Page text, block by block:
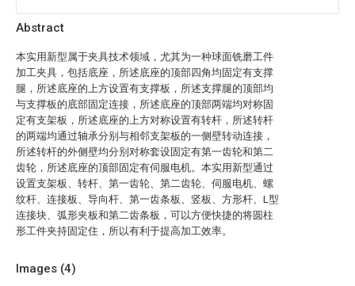
Abstract
本实用新型属于夹具技术领域，尤其为一种球面铣磨工件
加工夹具，包括底座，所述底座的顶部四角均固定有支撑
腿，所述底座的上方设置有支撑板，所述支撑腿的顶部均
与支撑板的底部固定连接，所述底座的顶部两端均对称固
定有支架板，所述底座的上方对称设置有转杆，所述转杆
的两端均通过轴承分别与相邻支架板的一侧壁转动连接，
所述转杆的外侧壁均分别对称套设固定有第一齿轮和第二
齿轮，所述底座的顶部固定有伺服电机。本实用新型通过
设置支架板、转杆、第一齿轮、第二齿轮、伺服电机、螺
纹杆、连接板、导向杆、第一齿条板、竖板、方形杆、L型
连接块、弧形夹板和第二齿条板，可以方便快捷的将圆柱
形工件夹持固定住，所以有利于提高加工效率。
Images (4)